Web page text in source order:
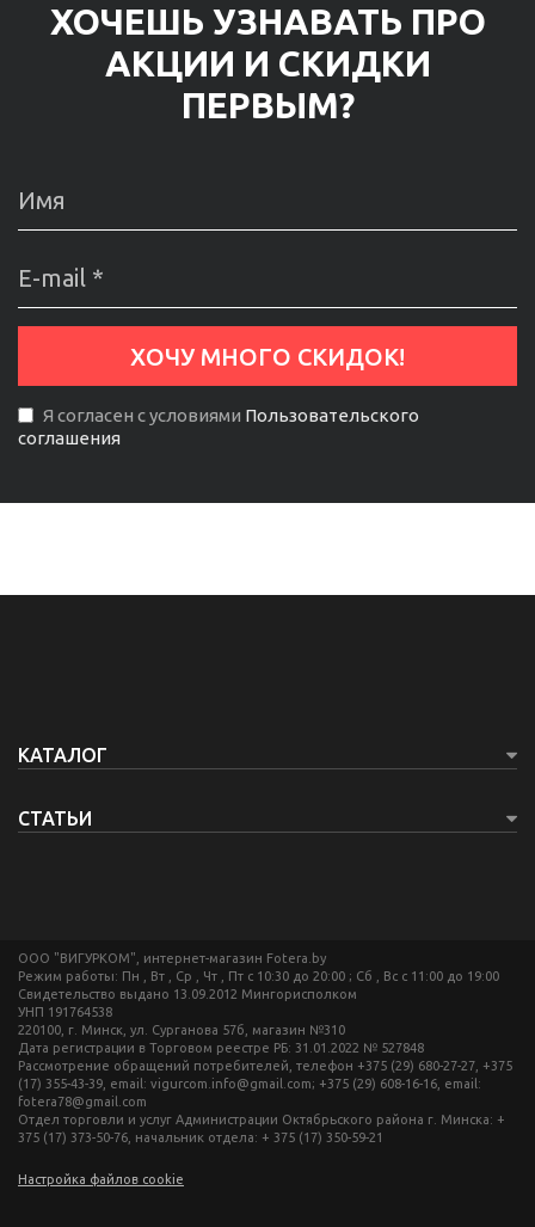
ХОЧЕШЬ УЗНАВАТЬ ПРО
АКЦИИ И СКИДКИ
ПЕРВЫМ?
Я согласен с условиями Пользовательского
соглашения
КАТАЛОГ
СТАТЬИ
ООО "ВИГУРКОМ", интернет-магазин Fotera.by
Режим работы: Пн , Вт , Ср , Чт , Пт c 10:30 до 20:00 ; Сб , Вс c 11:00 до 19:00
Свидетельство выдано 13.09.2012 Мингорисполком
УНП 191764538
220100, г. Минск, ул. Сурганова 57б, магазин №310
Дата регистрации в Торговом реестре РБ: 31.01.2022 № 527848
Рассмотрение обращений потребителей, телефон +375 (29) 680-27-27, +375
(17) 355-43-39, email: vigurcom.info@gmail.com; +375 (29) 608-16-16, email:
fotera78@gmail.com
Отдел торговли и услуг Администрации Октябрьского района г. Минска: +
375 (17) 373-50-76, начальник отдела: + 375 (17) 350-59-21
Настройка файлов cookie